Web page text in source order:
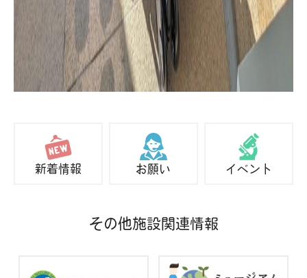
新着情報 お願い イベント
その他施設関連情報